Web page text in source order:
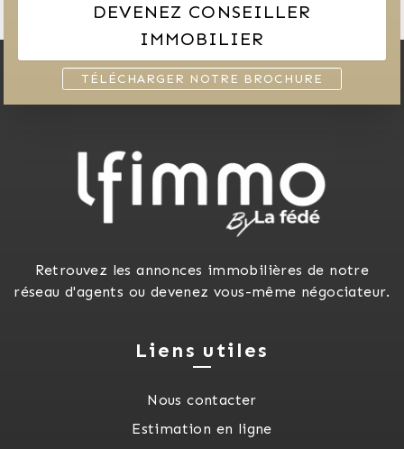
DEVENEZ CONSEILLER
IMMOBILIER
TÉLÉCHARGER NOTRE BROCHURE
Retrouvez les annonces immobilières de notre
réseau d'agents ou devenez vous-même négociateur.
Liens utiles
Nous contacter
Estimation en ligne